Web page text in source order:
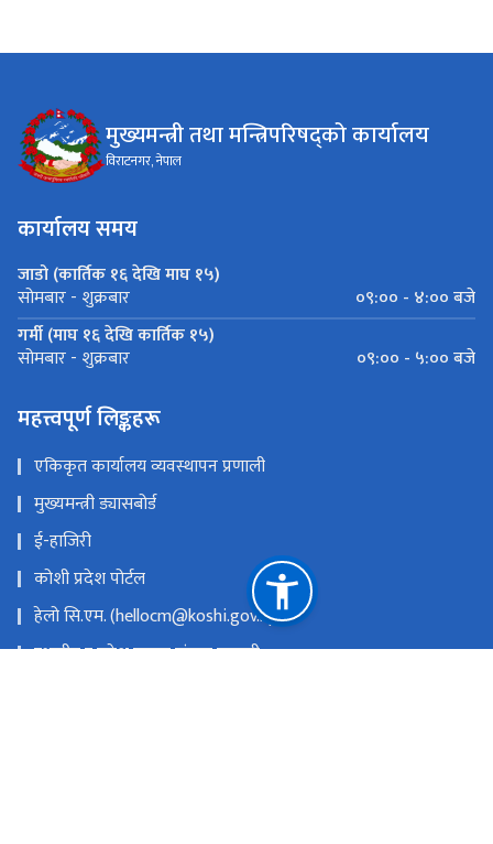
मुख्यमन्त्री तथा मन्त्रिपरिषद्को कार्यालय
विराटनगर, नेपाल
कार्यालय समय
जाडो (कार्तिक १६ देखि माघ १५)
सोमबार - शुक्रबार
०९:०० - ४:०० बजे
गर्मी (माघ १६ देखि कार्तिक १५)
सोमबार - शुक्रबार ०९:०० - ५:०० बजे
महत्त्वपूर्ण लिङ्कहरू
एकिकृत कार्यालय व्यवस्थापन प्रणाली
मुख्यमन्त्री ड्यासबोर्ड
ई-हाजिरी
कोशी प्रदेश पोर्टल
हेलो सि.एम. (hellocm@koshi.gov.np)
स्थानीय र प्रदेश सुचना संयन्त्र प्रणाली